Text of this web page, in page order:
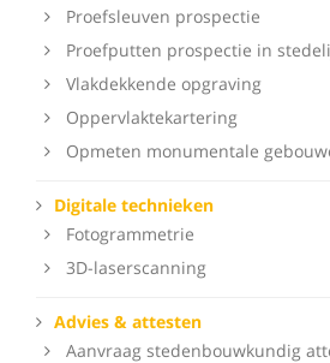
Proefsleuven prospectie
Proefputten prospectie in
Vlakdekkende opgraving
Oppervlaktekartering
Opmeten monumentale
Digitale technieken
Fotogrammetrie
3D-laserscanning
Advies & attesten
Aanvraag stedenbouwkundig